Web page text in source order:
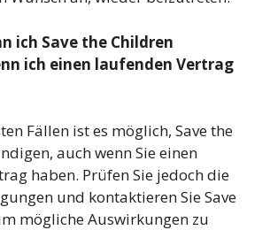
ich Save the Children
ich einen laufenden Vertrag
Fällen ist es möglich, Save the
auch wenn Sie einen
haben. Prüfen Sie jedoch die
und kontaktieren Sie Save
mögliche Auswirkungen zu